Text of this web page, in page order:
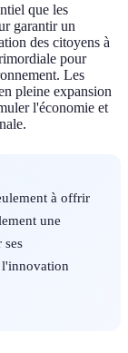
que les
garantir un
des citoyens à
pour
Les
pleine expansion
l'économie et
à offrir
une
ses
l'innovation